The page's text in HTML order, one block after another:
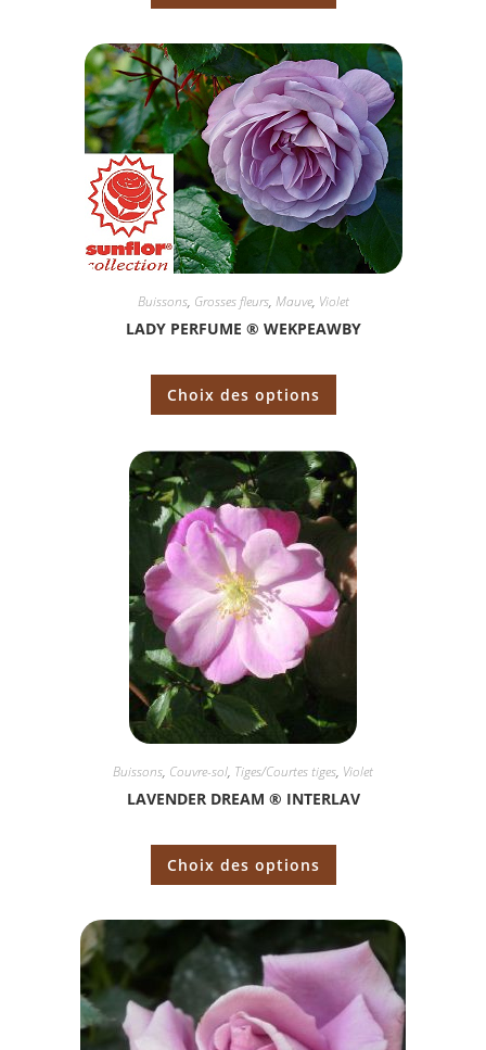
Buissons, Grosses fleurs, Mauve, Violet
LADY PERFUME ® WEKPEAWBY
Choix des options
Buissons, Couvre-sol, Tiges/Courtes tiges, Violet
LAVENDER DREAM ® INTERLAV
Choix des options